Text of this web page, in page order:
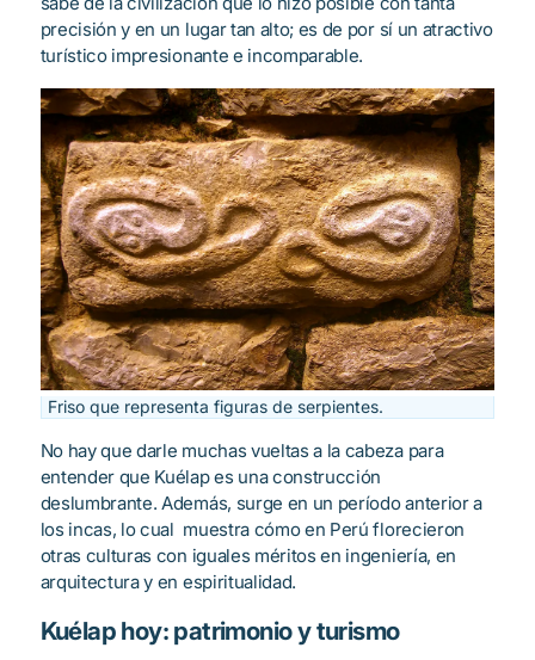
precisión y en un lugar tan alto; es de por sí un atractivo
turístico impresionante e incomparable.
Friso que representa figuras de serpientes.
No hay que darle muchas vueltas a la cabeza para
entender que Kuélap es una construcción
deslumbrante. Además, surge en un período anterior a
los incas, lo cual muestra cómo en Perú florecieron
otras culturas con iguales méritos en ingeniería, en
arquitectura y en espiritualidad.
Kuélap hoy: patrimonio y turismo